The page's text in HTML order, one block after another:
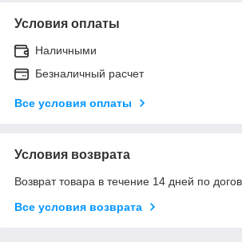
Условия оплаты
Наличными
Безналичный расчет
Все условия оплаты
Условия возврата
Возврат товара в течение 14 дней по
Все условия возврата